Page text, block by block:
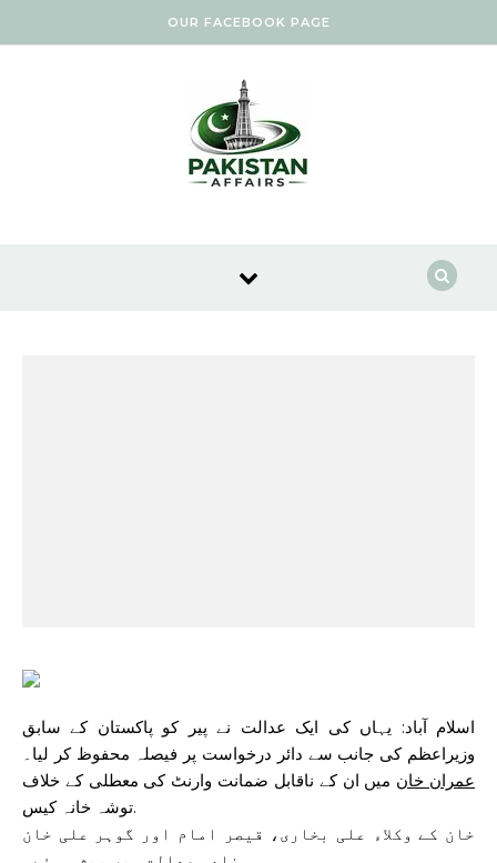
OUR FACEBOOK PAGE
اسلام آباد: یہاں کی ایک عدالت نے پیر کو پاکستان کے سابق
وزیراعظم کی جانب سے دائر درخواست پر فیصلہ محفوظ کر لیا۔
عمران خان میں ان کے ناقابل ضمانت وارنٹ کی معطلی کے خلاف
توشہ خانہ کیس.
خان کے وکلاء علی بخاری، قیصر امام اور گوہر علی خان